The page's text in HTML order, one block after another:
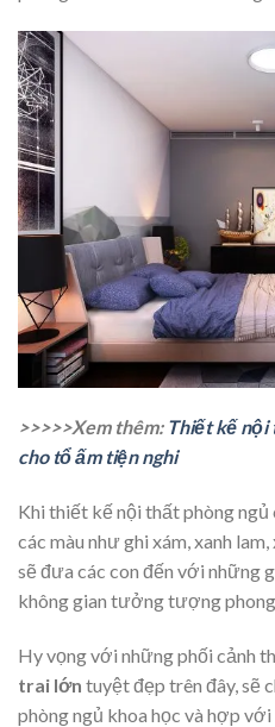
>>>>>Xem thêm: Thiết kế nội
cho tổ ấm tiện nghi
Khi thiết kế nội thất phòng ngủ
các màu như ghi xám, xanh
sẽ đưa các con đến với những
không gian tưởng tượng
Hy vọng với những phối cảnh
trai lớn tuyệt đẹp trên đây, sẽ
phòng ngủ khoa học và hợp